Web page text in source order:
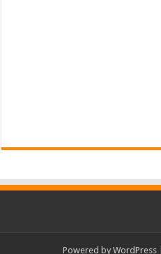
Powered by WordPress